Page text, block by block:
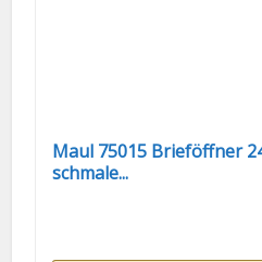
Maul 75015 Brieföffner
schmale...